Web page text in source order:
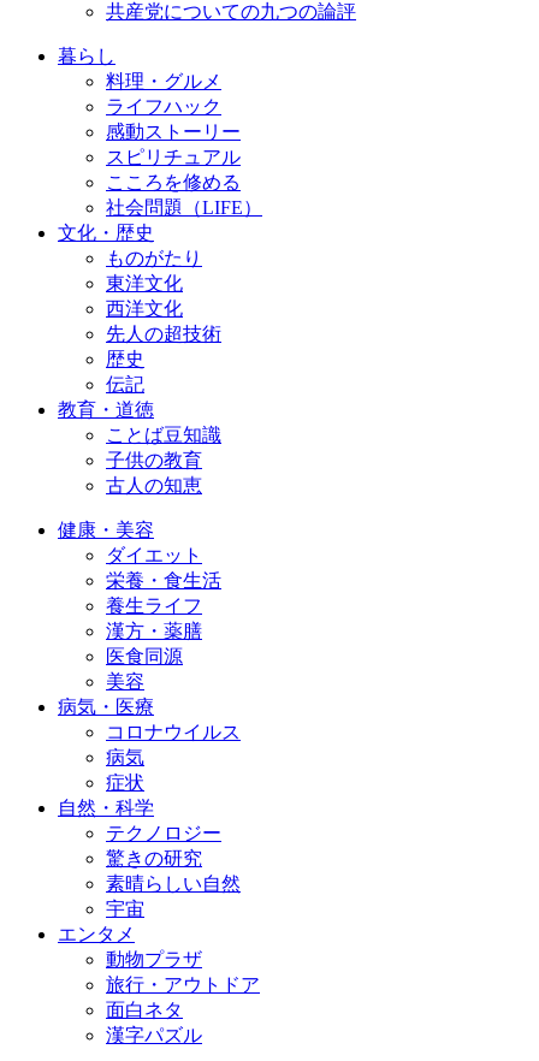
共産党についての九つの論評
暮らし
料理・グルメ
ライフハック
感動ストーリー
スピリチュアル
こころを修める
社会問題（LIFE）
文化・歴史
ものがたり
東洋文化
西洋文化
先人の超技術
歴史
伝記
教育・道徳
ことば豆知識
子供の教育
古人の知恵
健康・美容
ダイエット
栄養・食生活
養生ライフ
漢方・薬膳
医食同源
美容
病気・医療
コロナウイルス
病気
症状
自然・科学
テクノロジー
驚きの研究
素晴らしい自然
宇宙
エンタメ
動物プラザ
旅行・アウトドア
面白ネタ
漢字パズル